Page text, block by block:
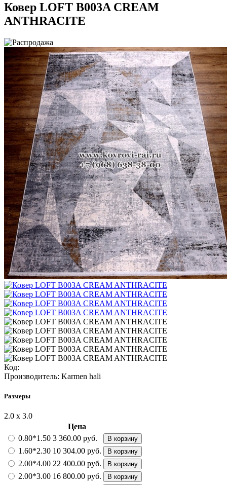
Ковер LOFT B003A CREAM
ANTHRACITE
Код:
Производитель: Karmen hali
Размеры
2.0 х 3.0
Цена
0.80*1.50 3 360.00 руб. В корзину
1.60*2.30 10 304.00 руб. В корзину
2.00*4.00 22 400.00 руб. В корзину
2.00*3.00 16 800.00 руб. В корзину